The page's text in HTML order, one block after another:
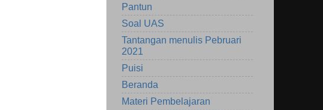
Pantun
Soal UAS
Tantangan menulis Pebruari
2021
Puisi
Beranda
Materi Pembelajaran